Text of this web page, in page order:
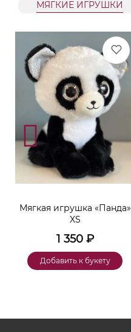
МЯГКИЕ ИГРУШКИ
Мягкая игрушка «Панда»
XS
1 350₽
Добавить к букету